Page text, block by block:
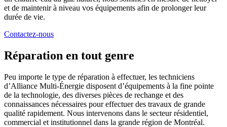
et de maintenir à niveau vos équipements afin de prolonger leur
durée de vie.
Contactez-nous
Réparation en tout genre
Peu importe le type de réparation à effectuer, les techniciens
d’Alliance Multi-Énergie disposent d’équipements à la fine pointe
de la technologie, des diverses pièces de rechange et des
connaissances nécessaires pour effectuer des travaux de grande
qualité rapidement. Nous intervenons dans le secteur résidentiel,
commercial et institutionnel dans la grande région de Montréal.